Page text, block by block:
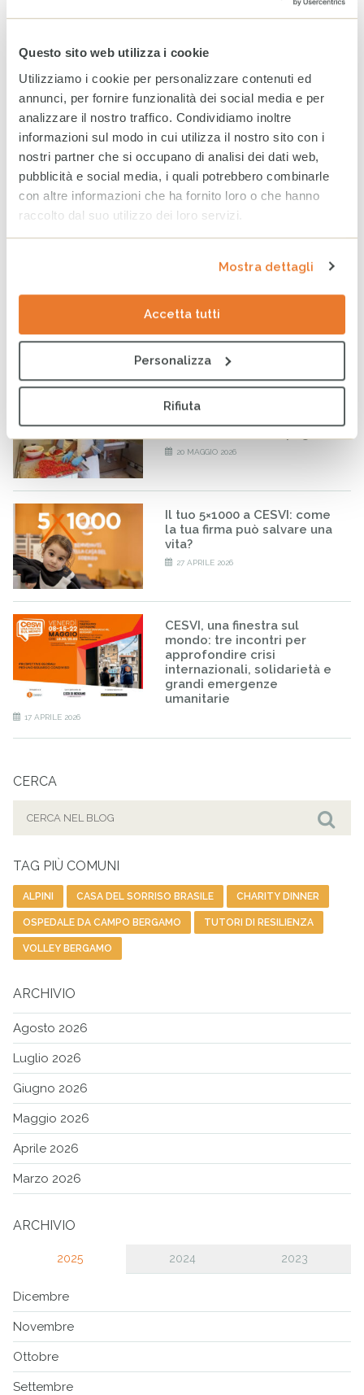
Questo sito web utilizza i cookie
Utilizziamo i cookie per personalizzare contenuti ed
annunci, per fornire funzionalità dei social media e per
analizzare il nostro traffico. Condividiamo inoltre
informazioni sul modo in cui utilizza il nostro sito con i
nostri partner che si occupano di analisi dei dati web,
pubblicità e social media, i quali potrebbero combinarle
con altre informazioni che ha fornito loro o che hanno
raccolto dal suo utilizzo dei loro servizi.
Mostra dettagli
Accetta tutti
Personalizza
Rifiuta
Bilancio CESVI 2025. Il bene
fatto per bene.
23 GIUGNO 2026
CESVI presenta a Roma la
settima edizione dell’Indice
regionale sul
maltrattamento e la cura
CESVI a COOPERA 2026, la
conferenza dedicata alla
cooperazione allo sviluppo
26 MAGGIO 2026
RISE-UP: al via il percorso
20 MAGGIO 2026
Il tuo 5×1000 a CESVI: come
la tua firma può salvare una
vita?
27 APRILE 2026
CESVI, una finestra sul
mondo: tre incontri per
approfondire crisi
internazionali, solidarietà e
grandi emergenze
umanitarie
17 APRILE 2026
CERCA
TAG PIÙ COMUNI
ALPINI CASA DEL SORRISO BRASILE CHARITY DINNER
OSPEDALE DA CAMPO BERGAMO TUTORI DI RESILIENZA
VOLLEY BERGAMO
ARCHIVIO
Agosto 2026
Luglio 2026
Giugno 2026
Maggio 2026
Aprile 2026
Marzo 2026
ARCHIVIO
2025 2024 2023
Dicembre
Novembre
Ottobre
Settembre